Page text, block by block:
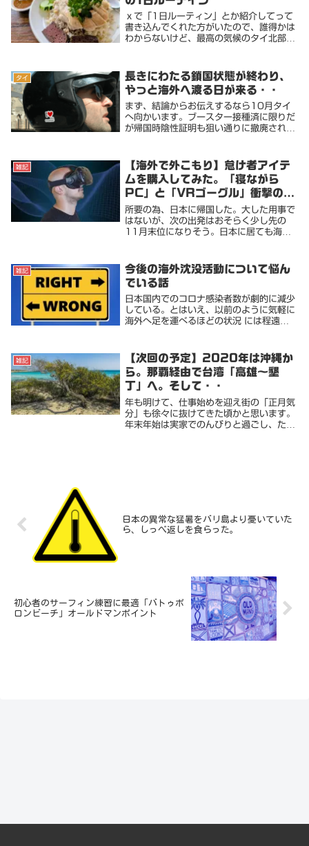
ｘで「1日ルーティン」とか紹介してって
書き込んでくれた方がいたので、誰得かは
わからないけど、最高の気候のタイ北部で
滞在バージョン今の季節(1月）チェンマイ
の日の出は...
タイ
長きにわたる鎖国状態が終わり、
やっと海外へ渡る日が来る・・
まず、結論からお伝えするなら10月タイ
へ向かいます。ブースター接種済に限りだ
が帰国時陰性証明も狙い通りに撤廃される
円安傾向だとか直行LCCがちゃんと飛ぶの
かとか、帰...
雑記
【海外で外こもり】怠け者アイテ
ムを購入してみた。「寝ながら
PC」と「VRゴーグル」衝撃の臨
場感VRコンテンツに驚き！
所要の為、日本に帰国した。大した用事で
はないが、次の出発はおそらく少し先の
11月末位になりそう。日本に居ても海外
させるであろう商品を物色。そして「基本
ベットの上でそ...
雑記
今後の海外沈没活動について悩ん
でいる話
日本国内でのコロナ感染者数が劇的に減少
している。とはいえ、以前のように気軽に
海外へ足を運べるほどの状況 には程遠
とたまのゴルフでお茶を濁す日々。しかし
ながら、you...
雑記
【次回の予定】2020年は沖縄か
ら。那覇経由で台湾「高雄～墾
丁」へ。そして・・
年も明けて、仕事始めを迎え街の「正月気
分」も徐々に抜けてきた頃かと思います。
年末年始は実家でのんびりと過ごし、たっ
日本の異常な猛暑をバリ島より憂いていた
ら、しっぺ返しを食らった。
初心者のサーフィン練習に最適「バトゥボ
ロンビーチ」オールドマンポイント